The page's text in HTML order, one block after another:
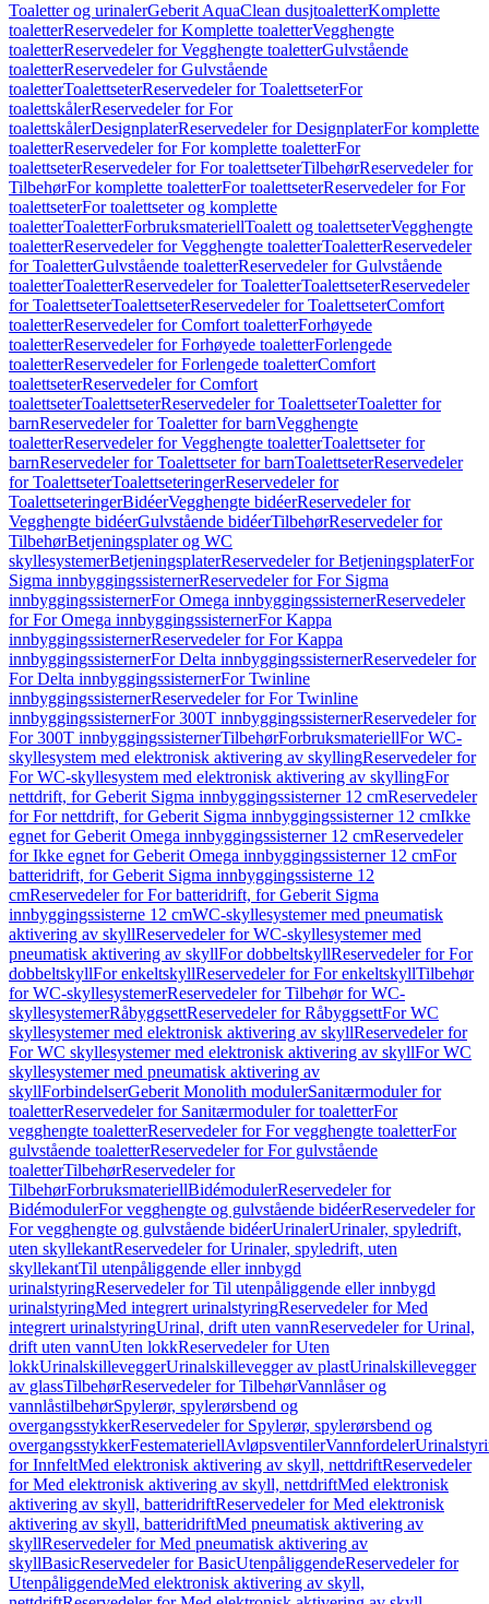
Toaletter og urinalerGeberit AquaClean dusjtoaletterKomplette
toaletterReservedeler for Komplette toaletterVegghengte
toaletterReservedeler for Vegghengte toaletterGulvstående
toaletterReservedeler for Gulvstående
toaletterToalettseterReservedeler for ToalettseterFor
toalettskålerReservedeler for For
toalettskålerDesignplaterReservedeler for DesignplaterFor komplette
toaletterReservedeler for For komplette toaletterFor
toalettseterReservedeler for For toalettseterTilbehørReservedeler for
TilbehørFor komplette toaletterFor toalettseterReservedeler for For
toalettseterFor toalettseter og komplette
toaletterToaletterForbruksmateriellToalett og toalettseterVegghengte
toaletterReservedeler for Vegghengte toaletterToaletterReservedeler
for ToaletterGulvstående toaletterReservedeler for Gulvstående
toaletterToaletterReservedeler for ToaletterToalettseterReservedeler
for ToalettseterToalettseterReservedeler for ToalettseterComfort
toaletterReservedeler for Comfort toaletterForhøyede
toaletterReservedeler for Forhøyede toaletterForlengede
toaletterReservedeler for Forlengede toaletterComfort
toalettseterReservedeler for Comfort
toalettseterToalettseterReservedeler for ToalettseterToaletter for
barnReservedeler for Toaletter for barnVegghengte
toaletterReservedeler for Vegghengte toaletterToalettseter for
barnReservedeler for Toalettseter for barnToalettseterReservedeler
for ToalettseterToalettseteringerReservedeler for
ToalettseteringerBidéerVegghengte bidéerReservedeler for
Vegghengte bidéerGulvstående bidéerTilbehørReservedeler for
TilbehørBetjeningsplater og WC
skyllesystemerBetjeningsplaterReservedeler for BetjeningsplaterFor
Sigma innbyggingssisternerReservedeler for For Sigma
innbyggingssisternerFor Omega innbyggingssisternerReservedeler
for For Omega innbyggingssisternerFor Kappa
innbyggingssisternerReservedeler for For Kappa
innbyggingssisternerFor Delta innbyggingssisternerReservedeler for
For Delta innbyggingssisternerFor Twinline
innbyggingssisternerReservedeler for For Twinline
innbyggingssisternerFor 300T innbyggingssisternerReservedeler for
For 300T innbyggingssisternerTilbehørForbruksmateriellFor WC-
skyllesystem med elektronisk aktivering av skyllingReservedeler for
For WC-skyllesystem med elektronisk aktivering av skyllingFor
nettdrift, for Geberit Sigma innbyggingssisterner 12 cmReservedeler
for For nettdrift, for Geberit Sigma innbyggingssisterner 12 cmIkke
egnet for Geberit Omega innbyggingssisterner 12 cmReservedeler
for Ikke egnet for Geberit Omega innbyggingssisterner 12 cmFor
batteridrift, for Geberit Sigma innbyggingssisterne 12
cmReservedeler for For batteridrift, for Geberit Sigma
innbyggingssisterne 12 cmWC-skyllesystemer med pneumatisk
aktivering av skyllReservedeler for WC-skyllesystemer med
pneumatisk aktivering av skyllFor dobbeltskyllReservedeler for For
dobbeltskyllFor enkeltskyllReservedeler for For enkeltskyllTilbehør
for WC-skyllesystemerReservedeler for Tilbehør for WC-
skyllesystemerRåbyggsettReservedeler for RåbyggsettFor WC
skyllesystemer med elektronisk aktivering av skyllReservedeler for
For WC skyllesystemer med elektronisk aktivering av skyllFor WC
skyllesystemer med pneumatisk aktivering av
skyllForbindelserGeberit Monolith modulerSanitærmoduler for
toaletterReservedeler for Sanitærmoduler for toaletterFor
vegghengte toaletterReservedeler for For vegghengte toaletterFor
gulvstående toaletterReservedeler for For gulvstående
toaletterTilbehørReservedeler for
TilbehørForbruksmateriellBidémodulerReservedeler for
BidémodulerFor vegghengte og gulvstående bidéerReservedeler for
For vegghengte og gulvstående bidéerUrinalerUrinaler, spyledrift,
uten skyllekantReservedeler for Urinaler, spyledrift, uten
skyllekantTil utenpåliggende eller innbygd
urinalstyringReservedeler for Til utenpåliggende eller innbygd
urinalstyringMed integrert urinalstyringReservedeler for Med
integrert urinalstyringUrinal, drift uten vannReservedeler for Urinal,
drift uten vannUten lokkReservedeler for Uten
lokkUrinalskilleveggerUrinalskillevegger av plastUrinalskillevegger
av glassTilbehørReservedeler for TilbehørVannlåser og
vannlåstilbehørSpylerør, spylerørsbend og
overgangsstykkerReservedeler for Spylerør, spylerørsbend og
overgangsstykkerFestemateriellAvløpsventilerVannfordeler
for InnfeltMed elektronisk aktivering av skyll, nettdriftReservedeler
for Med elektronisk aktivering av skyll, nettdriftMed elektronisk
aktivering av skyll, batteridriftReservedeler for Med elektronisk
aktivering av skyll, batteridriftMed pneumatisk aktivering av
skyllReservedeler for Med pneumatisk aktivering av
skyllBasicReservedeler for BasicUtenpåliggendeReservedeler for
UtenpåliggendeMed elektronisk aktivering av skyll,